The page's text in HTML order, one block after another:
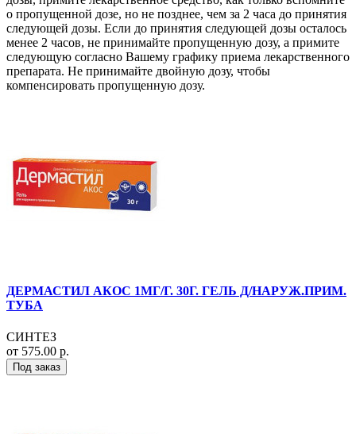
о пропущенной дозе, но не позднее, чем за 2 часа до принятия
следующей дозы. Если до принятия следующей дозы осталось
менее 2 часов, не принимайте пропущенную дозу, а примите
следующую согласно Вашему графику приема лекарственного
препарата. Не принимайте двойную дозу, чтобы
компенсировать пропущенную дозу.
ДЕРМАСТИЛ АКОС 1МГ/Г. 30Г. ГЕЛЬ Д/НАРУЖ.ПРИМ.
ТУБА
СИНТЕЗ
от 575.00 р.
Под заказ